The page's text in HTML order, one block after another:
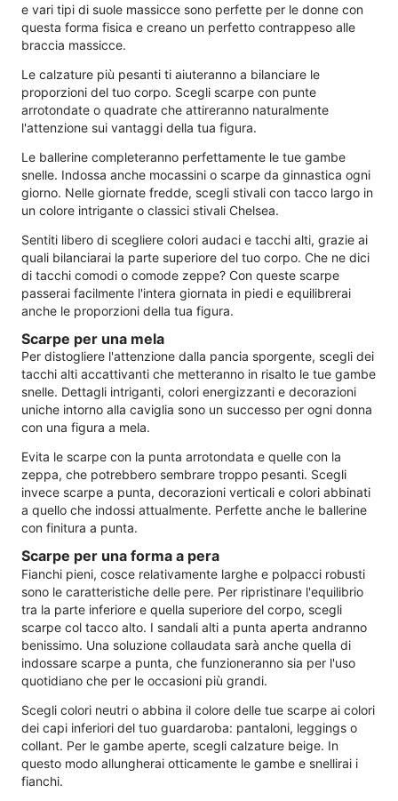
e vari tipi di suole massicce sono perfette per le donne con
questa forma fisica e creano un perfetto contrappeso alle
braccia massicce.
Le calzature più pesanti ti aiuteranno a bilanciare le
proporzioni del tuo corpo. Scegli scarpe con punte
arrotondate o quadrate che attireranno naturalmente
l'attenzione sui vantaggi della tua figura.
Le ballerine completeranno perfettamente le tue gambe
snelle. Indossa anche mocassini o scarpe da ginnastica ogni
giorno. Nelle giornate fredde, scegli stivali con tacco largo in
un colore intrigante o classici stivali Chelsea.
Sentiti libero di scegliere colori audaci e tacchi alti, grazie ai
quali bilanciarai la parte superiore del tuo corpo. Che ne dici
di tacchi comodi o comode zeppe? Con queste scarpe
passerai facilmente l'intera giornata in piedi e equilibrerai
anche le proporzioni della tua figura.
Scarpe per una mela
Per distogliere l'attenzione dalla pancia sporgente, scegli dei
tacchi alti accattivanti che metteranno in risalto le tue gambe
snelle. Dettagli intriganti, colori energizzanti e decorazioni
uniche intorno alla caviglia sono un successo per ogni donna
con una figura a mela.
Evita le scarpe con la punta arrotondata e quelle con la
zeppa, che potrebbero sembrare troppo pesanti. Scegli
invece scarpe a punta, decorazioni verticali e colori abbinati
a quello che indossi attualmente. Perfette anche le ballerine
con finitura a punta.
Scarpe per una forma a pera
Fianchi pieni, cosce relativamente larghe e polpacci robusti
sono le caratteristiche delle pere. Per ripristinare l'equilibrio
tra la parte inferiore e quella superiore del corpo, scegli
scarpe col tacco alto. I sandali alti a punta aperta andranno
benissimo. Una soluzione collaudata sarà anche quella di
indossare scarpe a punta, che funzioneranno sia per l'uso
quotidiano che per le occasioni più grandi.
Scegli colori neutri o abbina il colore delle tue scarpe ai colori
dei capi inferiori del tuo guardaroba: pantaloni, leggings o
collant. Per le gambe aperte, scegli calzature beige. In
questo modo allungherai otticamente le gambe e snellirai i
fianchi.